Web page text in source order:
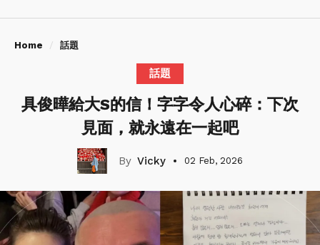
Home 話題
話題
具俊曄給大S的信！字字令人心碎：下次
見面，就永遠在一起吧
Vicky 02 Feb, 2026